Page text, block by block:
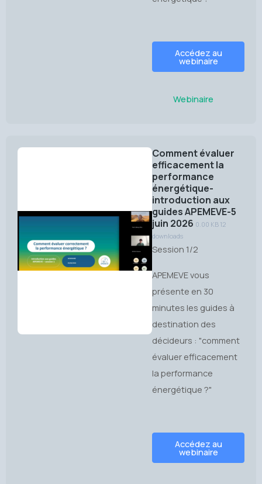
Accédez au
webinaire
Webinaire
Comment évaluer
efficacement la
performance
énergétique-
introduction aux
guides APEMEVE-5
juin 2026 0.00 KB 12
downloads
Session 1/2
APEMEVE vous
présente en 30
minutes les guides à
destination des
décideurs : "comment
évaluer efficacement
la performance
énergétique ?"
Accédez au
webinaire